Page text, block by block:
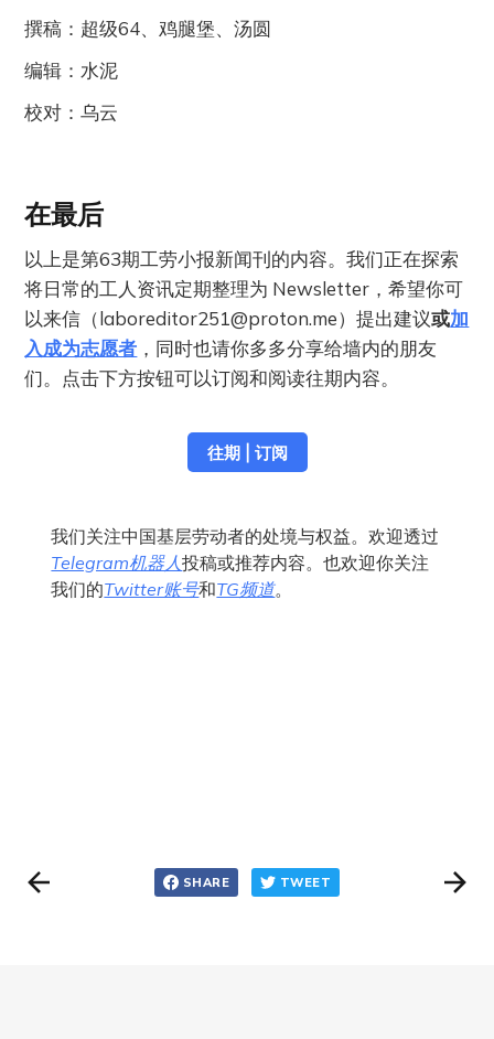
撰稿：超级64、鸡腿堡、汤圆
编辑：水泥
校对：乌云
在最后
以上是第63期工劳小报新闻刊的内容。我们正在探索
将日常的工人资讯定期整理为 Newsletter，希望你可
以来信（laboreditor251@proton.me）提出建议或加
入成为志愿者 ，同时也请你多多分享给墙内的朋友
们。点击下方按钮可以订阅和阅读往期内容。
往期 | 订阅
我们关注中国基层劳动者的处境与权益。欢迎透过
Telegram机器人投稿或推荐内容。也欢迎你关注
我们的Twitter账号和TG频道。
SHARE TWEET